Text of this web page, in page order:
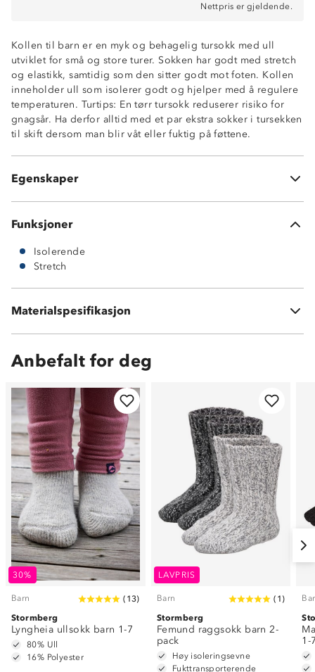
Nettpris er gjeldende.
Kollen til barn er en myk og behagelig tursokk med ull
utviklet for små og store turer. Sokken har godt med stretch
og elastikk, samtidig som den sitter godt mot foten. Kollen
inneholder ull som isolerer godt og hjelper med å regulere
temperaturen. Turtips: En tørr tursokk reduserer risiko for
gnagsår. Ha derfor alltid med et par ekstra sokker i tursekken
til skift dersom man blir våt eller fuktig på føttene.
Egenskaper
Ullfrottè undersåle
2 par sokker i pakken
Funksjoner
Isolerende
Stretch
Materialspesifikasjon
Undersåle i 40 % ull, 41 % nylon, 16 % polyester og 3 &
Skaft i 61 % bomull, 30 % polyester og 9 % spandex
Anbefalt for deg
30%
Barn ( 13)
Stormberg
Lyngheia ullsokk barn 1-7
80% Ull
16% Polyester
LAVPRIS
Barn ( 1 )
Stormberg
Femund raggsokk barn 2-
pack
Høy isoleringsevne
Fukttransporterende
1-